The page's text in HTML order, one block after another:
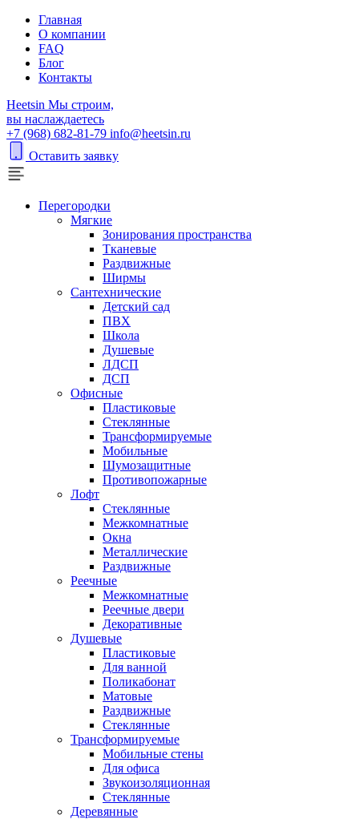
Главная
О компании
FAQ
Блог
Контакты
Heetsin Мы строим,
вы наслаждаетесь
+7 (968) 682-81-79 info@heetsin.ru
Оставить заявку
Перегородки
Мягкие
Зонирования пространства
Тканевые
Раздвижные
Ширмы
Сантехнические
Детский сад
ПВХ
Школа
Душевые
ЛДСП
ДСП
Офисные
Пластиковые
Стеклянные
Трансформируемые
Мобильные
Шумозащитные
Противопожарные
Лофт
Стеклянные
Межкомнатные
Окна
Металлические
Раздвижные
Реечные
Межкомнатные
Реечные двери
Декоративные
Душевые
Пластиковые
Для ванной
Поликабонат
Матовые
Раздвижные
Стеклянные
Трансформируемые
Мобильные стены
Для офиса
Звукоизоляционная
Стеклянные
Деревянные